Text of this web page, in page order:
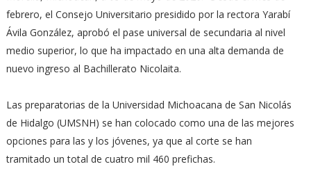
febrero, el Consejo Universitario presidido por la rectora Yarabí
Ávila González, aprobó el pase universal de secundaria al nivel
medio superior, lo que ha impactado en una alta demanda de
nuevo ingreso al Bachillerato Nicolaita.
Las preparatorias de la Universidad Michoacana de San Nicolás
de Hidalgo (UMSNH) se han colocado como una de las mejores
opciones para las y los jóvenes, ya que al corte se han
tramitado un total de cuatro mil 460 prefichas.